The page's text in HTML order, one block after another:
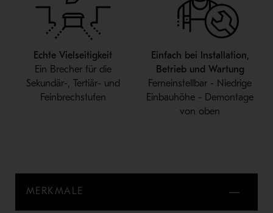
Echte Vielseitigkeit
Ein Brecher für die
Sekundär-, Tertiär- und
Feinbrechstufen
Einfach bei Installation,
Betrieb und Wartung
Ferneinstellbar - Niedrige
Einbauhöhe - Demontage
von oben
MERKMALE